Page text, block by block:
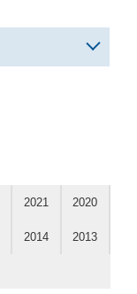
2021 2020
2014 2013